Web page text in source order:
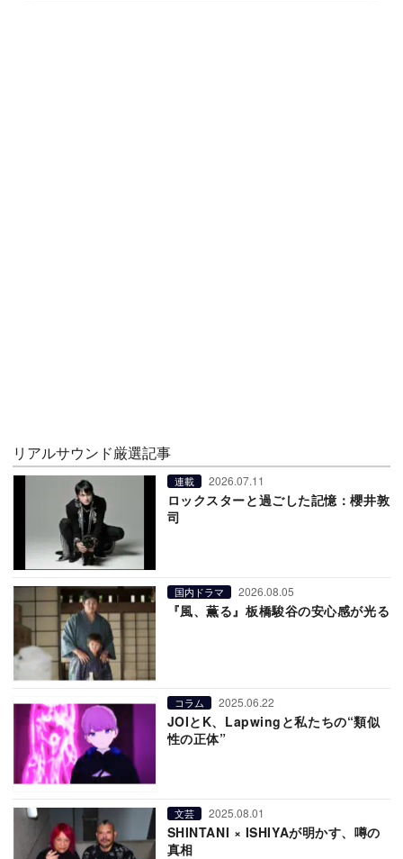
リアルサウンド厳選記事
連載 2026.07.11
ロックスターと過ごした記憶：櫻井敦
司
国内ドラマ 2026.08.05
『風、薫る』板橋駿谷の安心感が光る
コラム 2025.06.22
JOIとK、Lapwingと私たちの“類似
性の正体”
文芸 2025.08.01
SHINTANI × ISHIYAが明かす、噂の
真相